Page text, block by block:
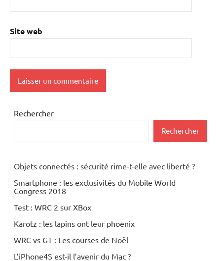
Site web
Rechercher
Rechercher
Objets connectés : sécurité rime-t-elle avec liberté ?
Smartphone : les exclusivités du Mobile World
Congress 2018
Test : WRC 2 sur XBox
Karotz : les lapins ont leur phoenix
WRC vs GT : Les courses de Noël
L’iPhone4S est-il l’avenir du Mac ?